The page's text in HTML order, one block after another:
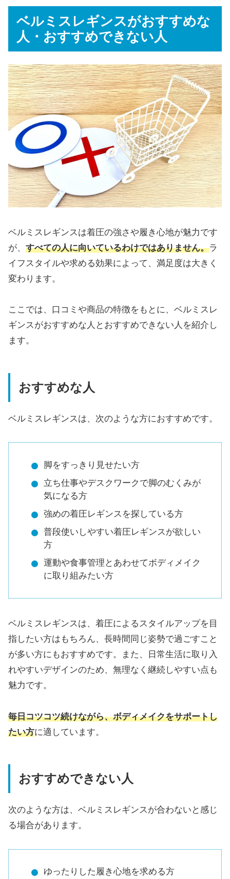
ベルミスレギンスがおすすめな
人・おすすめできない人
ベルミスレギンスは着圧の強さや履き心地が魅力です
が、 すべての人に向いているわけではありません。ラ
イフスタイルや求める効果によって、満足度は大きく
変わります。
ここでは、口コミや商品の特徴をもとに、ベルミスレ
ギンスがおすすめな人とおすすめできない人を紹介し
ます。
おすすめな人
ベルミスレギンスは、次のような方におすすめです。
脚をすっきり見せたい方
立ち仕事やデスクワークで脚のむくみが
気になる方
強めの着圧レギンスを探している方
普段使いしやすい着圧レギンスが欲しい
方
運動や食事管理とあわせてボディメイク
に取り組みたい方
ベルミスレギンスは、着圧によるスタイルアップを目
指したい方はもちろん、長時間同じ姿勢で過ごすこと
が多い方にもおすすめです。また、日常生活に取り入
れやすいデザインのため、無理なく継続しやすい点も
魅力です。
毎日コツコツ続けながら、ボディメイクをサポートし
たい方に適しています。
おすすめできない人
次のような方は、ベルミスレギンスが合わないと感じ
る場合があります。
ゆったりした履き心地を求める方